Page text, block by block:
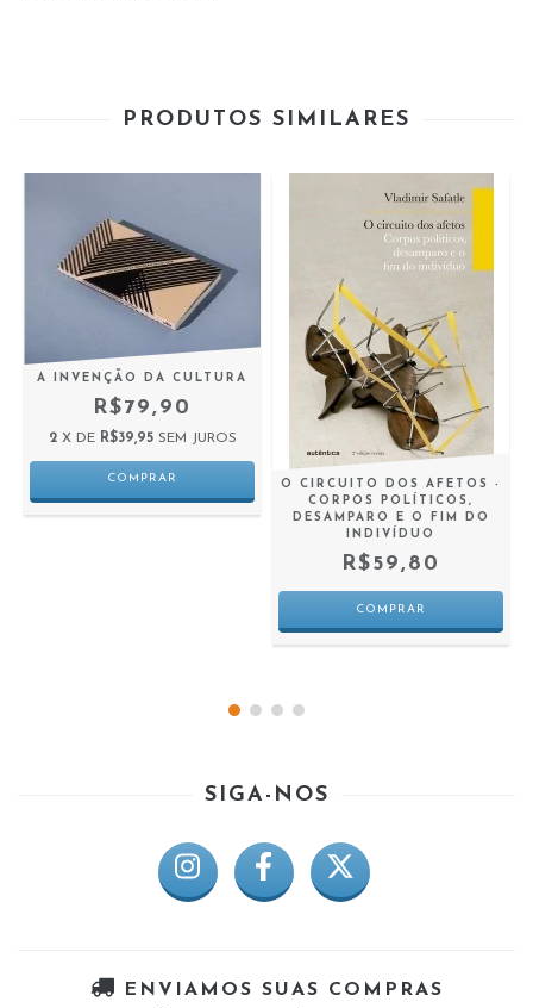
PRODUTOS SIMILARES
A INVENÇÃO DA CULTURA
R$79,90
2 X DE R$39,95 SEM JUROS
O CIRCUITO DOS AFETOS -
CORPOS POLÍTICOS,
DESAMPARO E O FIM DO
INDIVÍDUO
R$59,80
SIGA-NOS
ENVIAMOS SUAS COMPRAS